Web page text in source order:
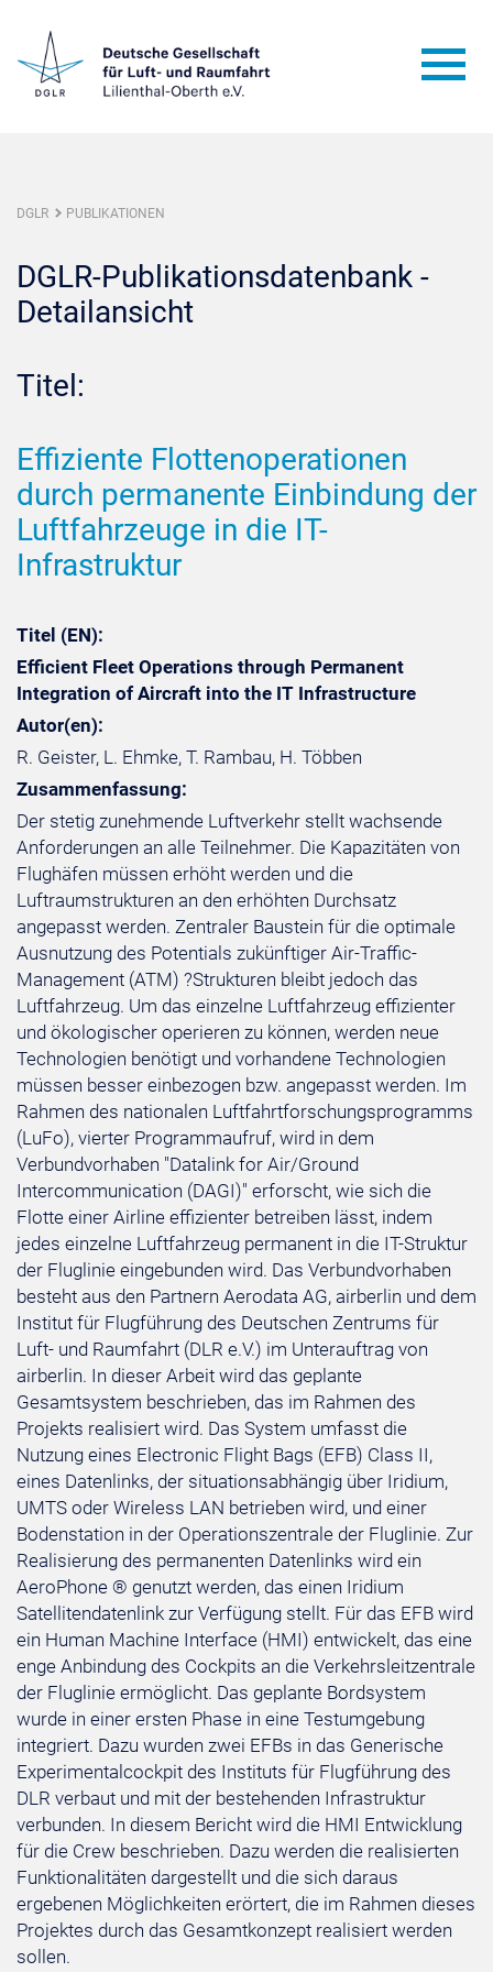
DGLR PUBLIKATIONEN
DGLR-Publikationsdatenbank -
Detailansicht
Titel:
Effiziente Flottenoperationen
durch permanente Einbindung der
Luftfahrzeuge in die IT-
Infrastruktur
Titel (EN):
Efficient Fleet Operations through Permanent
Integration of Aircraft into the IT Infrastructure
Autor(en):
R. Geister, L. Ehmke, T. Rambau, H. Többen
Zusammenfassung:
Der stetig zunehmende Luftverkehr stellt wachsende
Anforderungen an alle Teilnehmer. Die Kapazitäten von
Flughäfen müssen erhöht werden und die
Luftraumstrukturen an den erhöhten Durchsatz
angepasst werden. Zentraler Baustein für die optimale
Ausnutzung des Potentials zukünftiger Air-Traffic-
Management (ATM) ?Strukturen bleibt jedoch das
Luftfahrzeug. Um das einzelne Luftfahrzeug effizienter
und ökologischer operieren zu können, werden neue
Technologien benötigt und vorhandene Technologien
müssen besser einbezogen bzw. angepasst werden. Im
Rahmen des nationalen Luftfahrtforschungsprogramms
(LuFo), vierter Programmaufruf, wird in dem
Verbundvorhaben "Datalink for Air/Ground
Intercommunication (DAGI)" erforscht, wie sich die
Flotte einer Airline effizienter betreiben lässt, indem
jedes einzelne Luftfahrzeug permanent in die IT-Struktur
der Fluglinie eingebunden wird. Das Verbundvorhaben
besteht aus den Partnern Aerodata AG, airberlin und dem
Institut für Flugführung des Deutschen Zentrums für
Luft- und Raumfahrt (DLR e.V.) im Unterauftrag von
airberlin. In dieser Arbeit wird das geplante
Gesamtsystem beschrieben, das im Rahmen des
Projekts realisiert wird. Das System umfasst die
Nutzung eines Electronic Flight Bags (EFB) Class II,
eines Datenlinks, der situationsabhängig über Iridium,
UMTS oder Wireless LAN betrieben wird, und einer
Bodenstation in der Operationszentrale der Fluglinie. Zur
Realisierung des permanenten Datenlinks wird ein
AeroPhone ® genutzt werden, das einen Iridium
Satellitendatenlink zur Verfügung stellt. Für das EFB wird
ein Human Machine Interface (HMI) entwickelt, das eine
enge Anbindung des Cockpits an die Verkehrsleitzentrale
der Fluglinie ermöglicht. Das geplante Bordsystem
wurde in einer ersten Phase in eine Testumgebung
integriert. Dazu wurden zwei EFBs in das Generische
Experimentalcockpit des Instituts für Flugführung des
DLR verbaut und mit der bestehenden Infrastruktur
verbunden. In diesem Bericht wird die HMI Entwicklung
für die Crew beschrieben. Dazu werden die realisierten
Funktionalitäten dargestellt und die sich daraus
ergebenen Möglichkeiten erörtert, die im Rahmen dieses
Projektes durch das Gesamtkonzept realisiert werden
sollen.